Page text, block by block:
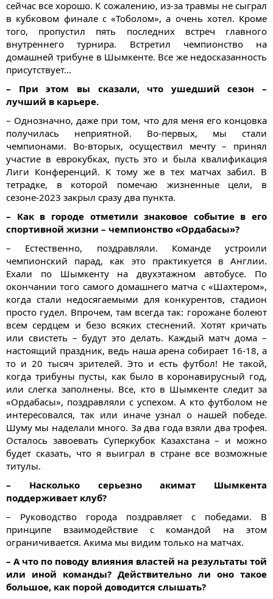
сейчас все хорошо. К сожалению, из-за травмы не сыграл
в кубковом финале с «Тоболом», а очень хотел. Кроме
того, пропустил пять последних встреч главного
внутреннего турнира. Встретил чемпионство на
домашней трибуне в Шымкенте. Все же недосказанность
присутствует...
– При этом вы сказали, что ушедший сезон –
лучший в карьере.
– Однозначно, даже при том, что для меня его концовка
получилась неприятной. Во-первых, мы стали
чемпионами. Во-вторых, осуществил мечту – принял
участие в еврокубках, пусть это и была квалификация
Лиги Конференций. К тому же в тех матчах забил. В
тетрадке, в которой помечаю жизненные цели, в
сезоне-2023 закрыл сразу два пункта.
– Как в городе отметили знаковое событие в его
спортивной жизни – чемпионство «Ордабасы»?
– Естественно, поздравляли. Команде устроили
чемпионский парад, как это практикуется в Англии.
Ехали по Шымкенту на двухэтажном автобусе. По
окончании того самого домашнего матча с «Шахтером»,
когда стали недосягаемыми для конкурентов, стадион
просто гудел. Впрочем, там всегда так: горожане болеют
всем сердцем и безо всяких стеснений. Хотят кричать
или свистеть – будут это делать. Каждый матч дома –
настоящий праздник, ведь наша арена собирает 16-18, а
то и 20 тысяч зрителей. Это и есть футбол! Не такой,
когда трибуны пусты, как было в коронавирусный год,
или слегка заполнены. Все, кто в Шымкенте следит за
«Ордабасы», поздравляли с успехом. А кто футболом не
интересовался, так или иначе узнал о нашей победе.
Шуму мы наделали много. За два года взяли два трофея.
Осталось завоевать Суперкубок Казахстана – и можно
будет сказать, что я выиграл в стране все возможные
титулы.
– Насколько серьезно акимат Шымкента
поддерживает клуб?
– Руководство города поздравляет с победами. В
принципе взаимодействие с командой на этом
ограничивается. Акима мы видим только на матчах.
– А что по поводу влияния властей на результаты той
или иной команды? Действительно ли оно такое
большое, как порой доводится слышать?